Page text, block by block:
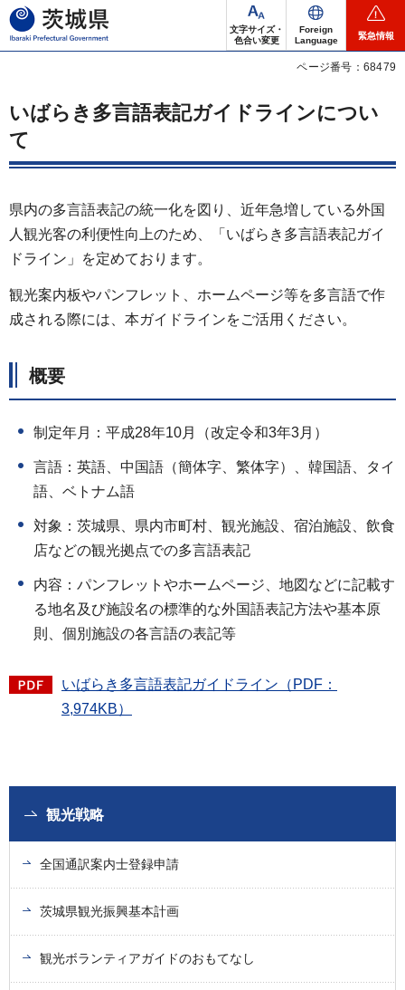
茨城県
文字サイズ・
色合い変更
Foreign
Language
緊急情報
ページ番号：68479
いばらき多言語表記ガイドラインについ
て
県内の多言語表記の統一化を図り、近年急増している外国
人観光客の利便性向上のため、「いばらき多言語表記ガイ
ドライン」を定めております。
観光案内板やパンフレット、ホームページ等を多言語で作
成される際には、本ガイドラインをご活用ください。
概要
制定年月：平成28年10月（改定令和3年3月）
言語：英語、中国語（簡体字、繁体字）、韓国語、タイ
語、ベトナム語
対象：茨城県、県内市町村、観光施設、宿泊施設、飲食
店などの観光拠点での多言語表記
内容：パンフレットやホームページ、地図などに記載す
る地名及び施設名の標準的な外国語表記方法や基本原
則、個別施設の各言語の表記等
いばらき多言語表記ガイドライン（PDF：
3,974KB）
観光戦略
全国通訳案内士登録申請
茨城県観光振興基本計画
観光ボランティアガイドのおもてなし